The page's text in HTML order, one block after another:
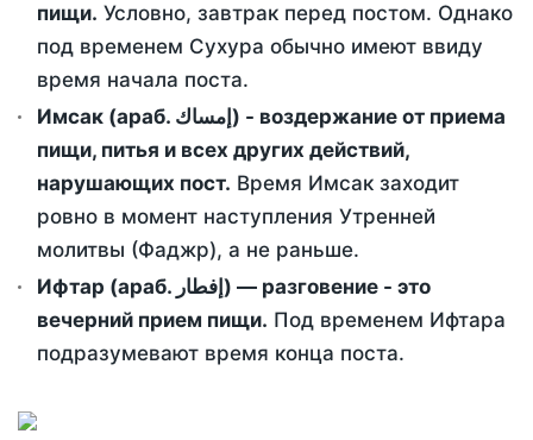
пищи. Условно, завтрак перед постом. Однако
под временем Сухура обычно имеют ввиду
время начала поста.
Имсак (араб. إمساك) - воздержание от приема
пищи, питья и всех других действий,
нарушающих пост. Время Имсак заходит
ровно в момент наступления Утренней
молитвы (Фаджр), а не раньше.
Ифтар (араб. إفطار) — разговение - это
вечерний прием пищи. Под временем Ифтара
подразумевают время конца поста.